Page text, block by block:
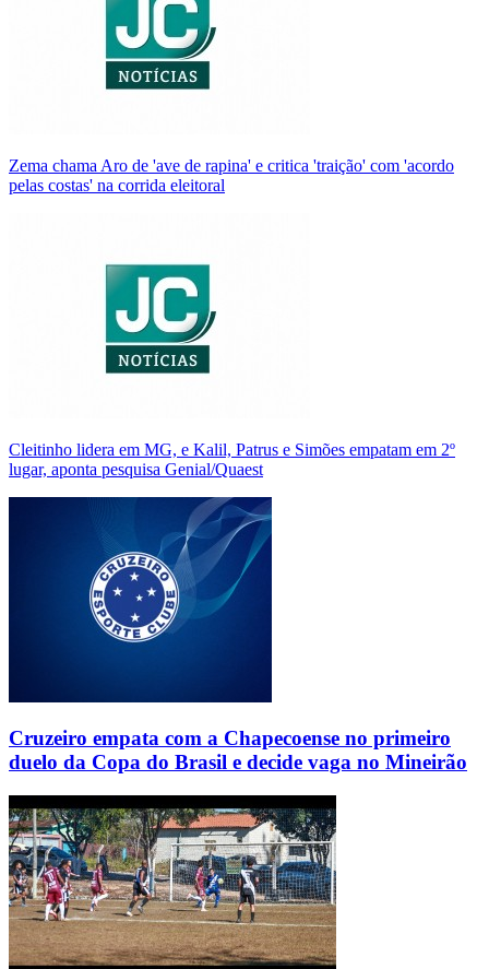
Zema chama Aro de 'ave de rapina' e critica 'traição' com 'acordo
pelas costas' na corrida eleitoral
Cleitinho lidera em MG, e Kalil, Patrus e Simões empatam em 2º
lugar, aponta pesquisa Genial/Quaest
Cruzeiro empata com a Chapecoense no primeiro
duelo da Copa do Brasil e decide vaga no Mineirão